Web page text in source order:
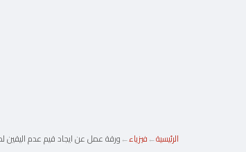
الرئيسية←فيزياء←ورقة عمل عن ايجاد قيم عدم اليقين